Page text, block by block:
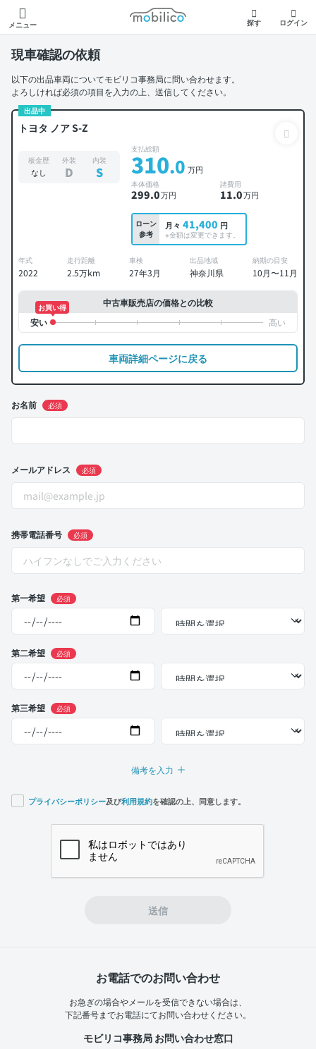
メニュー
モビリコ
探す ログイン
現車確認の依頼
以下の出品車両についてモビリコ事務局に問い合わせます。
よろしければ必須の項目を入力の上、送信してください。
出品中
トヨタ ノア S-Z
板金歴
なし
外装
D
内装
S
支払総額
310.0 万円
本体価格
299.0万円
諸費用
11.0万円
ローン
参考
月々 41,400 円
※金額は変更できます。
年式
2022
走行距離
2.5万km
車検
27年3月
出品地域
神奈川県
納期の目安
10月〜11月
中古車販売店の価格との比較
お買い得
車両詳細ページに戻る
お名前 必須
メールアドレス 必須
携帯電話番号 必須
第一希望 必須
第二希望 必須
第三希望 必須
備考を入力
プライバシーポリシー及び利用規約を確認の上、同意します。
送信
お電話でのお問い合わせ
お急ぎの場合やメールを受信できない場合は、
下記番号までお電話にてお問い合わせください。
モビリコ事務局 お問い合わせ窓口